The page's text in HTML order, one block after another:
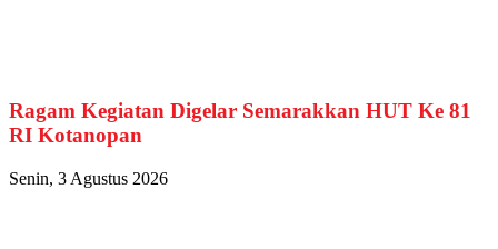
Ragam Kegiatan Digelar Semarakkan HUT Ke 81
RI Kotanopan
Senin, 3 Agustus 2026